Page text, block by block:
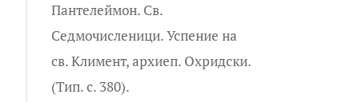
Пантелеймон. Св.
Седмочисленици. Успение на
св. Климент, архиеп. Охридски.
(Тип. с. 380).